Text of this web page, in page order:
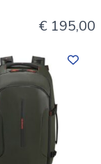
€ 195,00